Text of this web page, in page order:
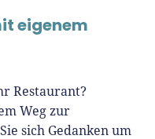
eigenem
Restaurant?
Weg zur
sich Gedanken um